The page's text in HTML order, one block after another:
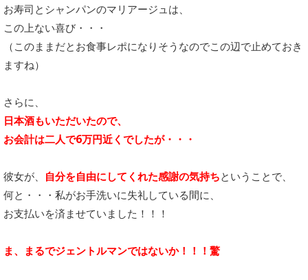
お寿司とシャンパンのマリアージュは、
この上ない喜び・・・
（このままだとお食事レポになりそうなのでこの辺で止めておき
ますね）
さらに、
日本酒もいただいたので、
お会計は二人で6万円近くでしたが・・・
彼女が、 自分を自由にしてくれた感謝の気持ちということで、
何と・・・私がお手洗いに失礼している間に、
お支払いを済ませていました！！！
ま、まるでジェントルマンではないか！！！驚